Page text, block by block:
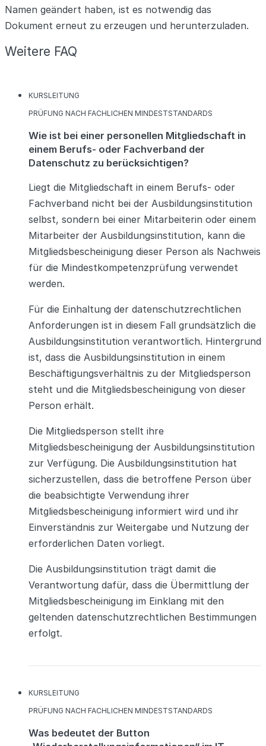
Namen geändert haben, ist es notwendig das
Dokument erneut zu erzeugen und herunterzuladen.
Weitere FAQ
KATEGORIEN
KURSLEITUNG
KATEGORIEN
PRÜFUNG NACH FACHLICHEN MINDESTSTANDARDS
Wie ist bei einer personellen Mitgliedschaft in
einem Berufs- oder Fachverband der
Datenschutz zu berücksichtigen?
Liegt die Mitgliedschaft in einem Berufs- oder
Fachverband nicht bei der Ausbildungsinstitution
selbst, sondern bei einer Mitarbeiterin oder einem
Mitarbeiter der Ausbildungsinstitution, kann die
Mitgliedsbescheinigung dieser Person als Nachweis
für die Mindestkompetenzprüfung verwendet
werden.
Für die Einhaltung der datenschutzrechtlichen
Anforderungen ist in diesem Fall grundsätzlich die
Ausbildungsinstitution verantwortlich. Hintergrund
ist, dass die Ausbildungsinstitution in einem
Beschäftigungsverhältnis zu der Mitgliedsperson
steht und die Mitgliedsbescheinigung von dieser
Person erhält.
Die Mitgliedsperson stellt ihre
Mitgliedsbescheinigung der Ausbildungsinstitution
zur Verfügung. Die Ausbildungsinstitution hat
sicherzustellen, dass die betroffene Person über
die beabsichtigte Verwendung ihrer
Mitgliedsbescheinigung informiert wird und ihr
Einverständnis zur Weitergabe und Nutzung der
erforderlichen Daten vorliegt.
Die Ausbildungsinstitution trägt damit die
Verantwortung dafür, dass die Übermittlung der
Mitgliedsbescheinigung im Einklang mit den
geltenden datenschutzrechtlichen Bestimmungen
erfolgt.
KATEGORIEN
KURSLEITUNG
KATEGORIEN
PRÜFUNG NACH FACHLICHEN MINDESTSTANDARDS
Was bedeutet der Button